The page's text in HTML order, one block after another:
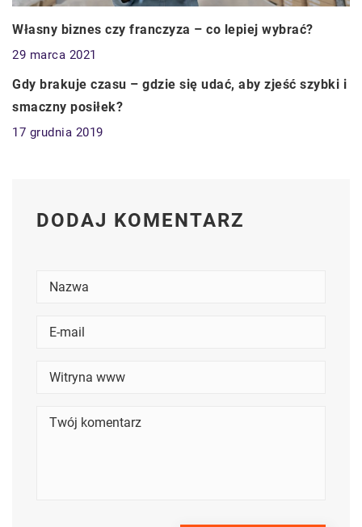
Własny biznes czy franczyza – co lepiej wybrać?
29 marca 2021
CZAS WOLNY
Gdy brakuje czasu – gdzie się udać, aby zjeść szybki i
smaczny posiłek?
17 grudnia 2019
DODAJ KOMENTARZ